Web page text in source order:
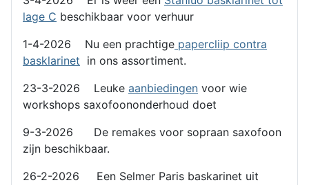
lage C beschikbaar voor verhuur
1-4-2026 Nu een prachtige papercliip contra
basklarinet in ons assortiment.
23-3-2026 Leuke aanbiedingen voor wie
workshops saxofoononderhoud doet
9-3-2026 De remakes voor sopraan saxofoon
zijn beschikbaar.
26-2-2026 Een Selmer Paris baskarinet uit